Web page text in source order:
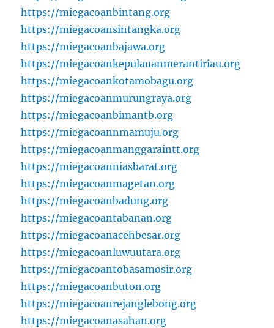
https://miegacoanbintang.org
https://miegacoansintangka.org
https://miegacoanbajawa.org
https://miegacoankepulauanmerantiriau.org
https://miegacoankotamobagu.org
https://miegacoanmurungraya.org
https://miegacoanbimantb.org
https://miegacoannmamuju.org
https://miegacoanmanggaraintt.org
https://miegacoanniasbarat.org
https://miegacoanmagetan.org
https://miegacoanbadung.org
https://miegacoantabanan.org
https://miegacoanacehbesar.org
https://miegacoanluwuutara.org
https://miegacoantobasamosir.org
https://miegacoanbuton.org
https://miegacoanrejanglebong.org
https://miegacoanasahan.org